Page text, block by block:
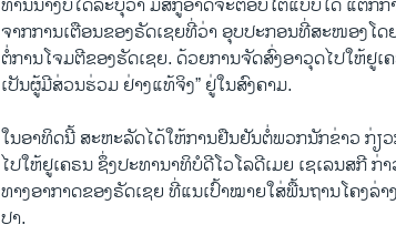
ຈາກ​ການ​ເຕືອນ​ຂອງ​ຣັດ​ເຊຍ​ທີ່​ວ່າ ອຸບ​ປະ​ກອນ​ທີ່​ສະ​ໜອງ​ໂ
ຕໍ່​ການ​ໂຈມ​ຕີ​ຂອງ​ຮັດ​ເຊຍ. ດ້ວຍ​ການ​ຈັດ​ສົ່ງ​ອາ​ວຸດ​ໄປ​ໃຫ້​ຢູ​
ເປັນ​ຜູ້​ມີ​ສ່ວນ​ຮ່ວມ ​ຢ່າງ​ແທ້​ຈິງ” ຢູ່​ໃນ​ສົງ​ຄາມ.
ໃນ​ອາ​ທິດນີ້ ສະ​ຫະ​ລັດ​ໄດ້​ໃຫ້​ການ​ຢືນ​ຢັນ​ຕໍ່​ພວກ​ນັກ​ຂ່າວ ກ່
ໄປ​ໃຫ້​ຢູ​ເຄ​ຣນ ຊຶ່ງ​ປະ​ທາ​ນາ​ທິ​ບໍດີ​ໂວ​ໂລ​ດີ​ເມຍ ເຊ​ເລນ​ສ​ກີ
ທາງ​ອາ​ກາດ​ຂອງ​ຣັດ​ເຊຍ ທີ່​ແນ​ເປົ້າ​ໝາຍ​ໃສ່​ພື້ນ​ຖານ​ໂຄງ​ລ່
ປາ.